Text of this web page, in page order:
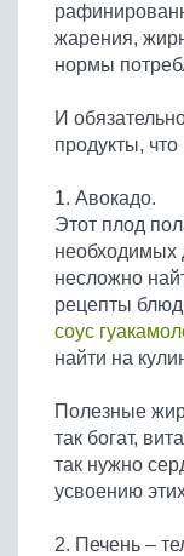
Бобовые
Яйца
жарения,
нормы
И
продукты,
1. Авокадо.
Этот плод
необходимых
несложно
рецепты
соус
найти на
Полезные
так богат,
так нужно
усвоению
2. Печень –